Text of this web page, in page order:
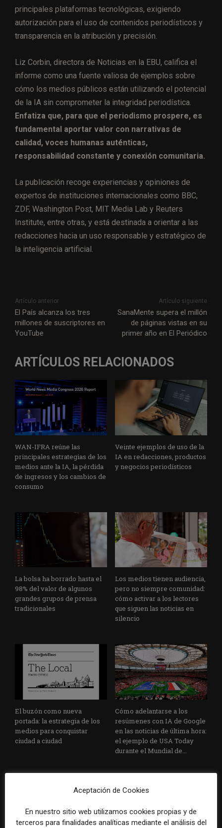
principales plataformas tecnológicas, exigiendo
autorización para el uso de contenidos periodísticos y
transparencia en la atribución y precisión.
Liz Corbin, directora de Noticias en la EBU, califica el
informe como una fuente valiosa de ejemplos sobre
cómo los medios públicos están utilizando el potencial
de la IA sin comprometer la integridad periodística.
Enfatiza que, para que el periodismo prospere, es
fundamental aportar valor con narrativas de
calidad, voces humanas auténticas,
responsabilidad constante y conexión comunitaria.
La publicación recoge experiencias y opiniones de
expertos de instituciones internacionales como BBC,
ZDF, Washington Post, MIT Media Lab y Reuters
Institute, entre otras, y está destinada a orientar a las
redacciones hacia un uso responsable y estratégico de
la inteligencia artificial.
Artículo anterior
El País alcanza los tres
millones de suscriptores en
YouTube
Artículo siguiente
SanaMente supera el millón
de páginas vistas en su
primer año en El Periódico
ARTÍCULOS RELACIONADOS
WAN-IFRA reúne las
principales estrategias de los
medios ante la IA, la pérdida
de ingresos y los cambios de
consumo
Veinte ejemplos de uso de la
IA en redacciones, productos
y negocios periodísticos
La bolsa ha borrado hasta el
98% del valor de algunos
grandes grupos de prensa
tradicionales
Los medios tienen audiencia,
pero no siempre comunidad:
cómo activar a los lectores
que siguen las noticias en
silencio
El buzón como nueva
portada: la estrategia de los
medios para conquistar
ciudad a ciudad
Cómo adelantarse a los
resúmenes con IA de Google
en las noticias de última hora:
el ejemplo de USA Today
durante el Mundial de...
Aceptación de Cookies
En nuestro sitio web utilizamos cookies propias y de
terceros para finalidades analíticas mediante el análisis del